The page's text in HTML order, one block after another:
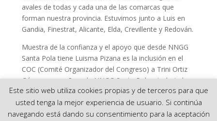
avales de todas y cada una de las comarcas que
forman nuestra provincia. Estuvimos junto a Luis en
Gandia, Finestrat, Alicante, Elda, Crevillente y Redován.
Muestra de la confianza y el apoyo que desde NNGG
Santa Pola tiene Luisma Pizana es la inclusión en el
COC (Comité Organizador del Congreso) a Trini Ortiz
Gómez compañera de NNGG Santa Pola y trabajadora
incansable de nuestro partido. Es por ello queremos
agradecer la confianza depositada en nosotros.
Este sitio web utiliza cookies propias y de terceros para que
usted tenga la mejor experiencia de usuario. Si continúa
navegando está dando su consentimiento para la aceptación